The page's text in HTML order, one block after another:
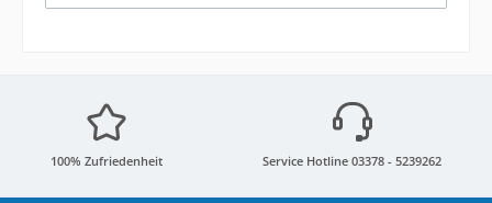
100% Zufriedenheit Service Hotline 03378 - 5239262